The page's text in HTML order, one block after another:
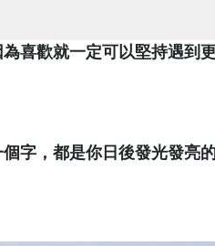
喜歡就一定可以堅持遇到
字，都是你日後發光發亮